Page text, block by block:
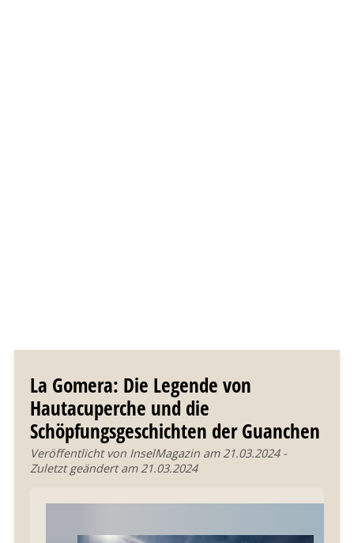
La Gomera: Die Legende von
Hautacuperche und die
Schöpfungsgeschichten der Guanchen
Veröffentlicht von InselMagazin am 21.03.2024 -
Zuletzt geändert am 21.03.2024